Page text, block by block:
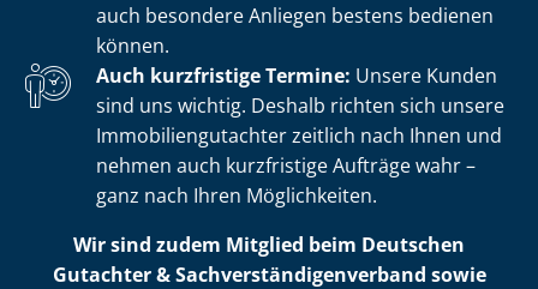
auch besondere Anliegen bestens bedienen
können.
Auch kurzfristige Termine: Unsere Kunden
sind uns wichtig. Deshalb richten sich unsere
Im­mo­bi­li­en­gut­ach­ter zeitlich nach Ihnen und
nehmen auch kurzfristige Aufträge wahr –
ganz nach Ihren Möglichkeiten.
Wir sind zudem Mitglied beim Deutschen
Gutachter & Sach­ver­stän­di­gen­ver­band sowie